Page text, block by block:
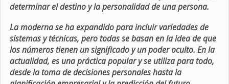
determinar el destino y la personalidad de una persona.
La moderna se ha expandido para incluir variedades de
sistemas y técnicas, pero todas se basan en la idea de que
los números tienen un significado y un poder oculto. En la
actualidad, es una práctica popular y se utiliza para todo,
desde la toma de decisiones personales hasta la